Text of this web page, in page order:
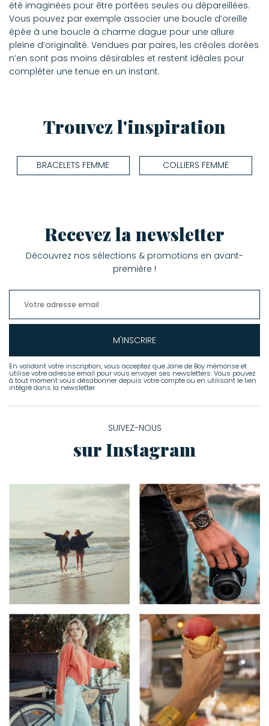
été imaginées pour être portées seules ou dépareillées.
Vous pouvez par exemple associer une boucle d’oreille
épée à une boucle à charme dague pour une allure
pleine d’originalité. Vendues par paires, les créoles dorées
n’en sont pas moins désirables et restent idéales pour
compléter une tenue en un instant.
Trouvez l'inspiration
BRACELETS FEMME COLLIERS FEMME
Recevez la newsletter
Découvrez nos sélections & promotions en avant-
première !
M'INSCRIRE
En validant votre inscription, vous acceptez que Jane de Boy mémorise et
utilise votre adresse email pour vous envoyer ses newsletters. Vous pouvez
à tout moment vous désabonner depuis votre compte ou en utilisant le lien
intégré dans la newsletter.
SUIVEZ-NOUS
sur Instagram